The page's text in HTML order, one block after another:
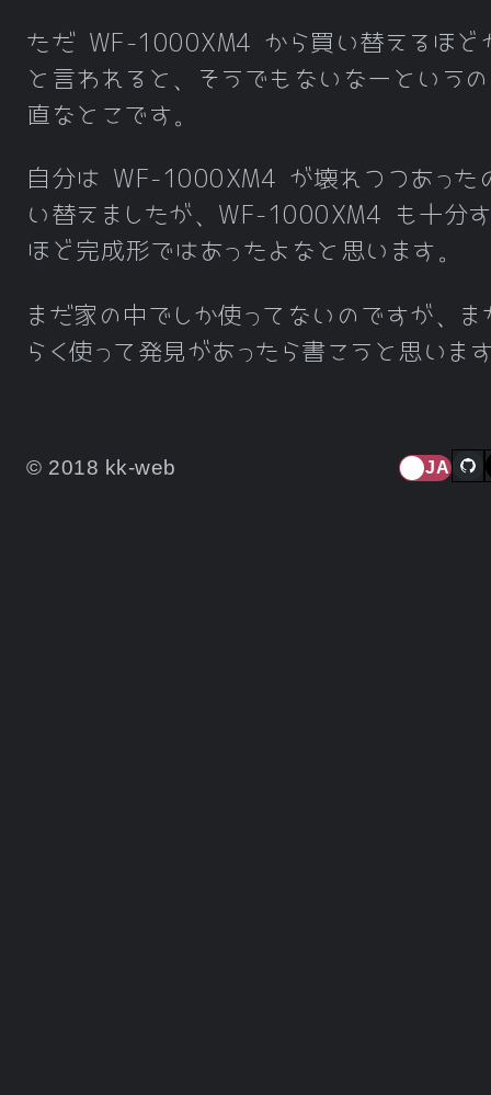
ただ WF-1000XM4 から買い替えるほど
と言われると、そうでもないなーという
直なとこです。
自分は WF-1000XM4 が壊れつつあった
い替えましたが、WF-1000XM4 も十分
ほど完成形ではあったよなと思います。
まだ家の中でしか使ってないのですが、ま
らく使って発見があったら書こうと思いま
© 2018 kk-web JA